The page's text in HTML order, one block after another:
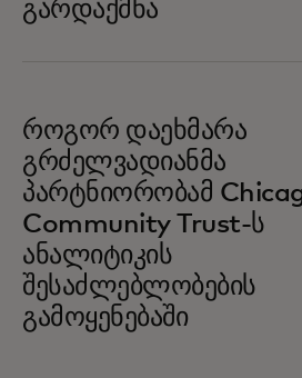
გარდაქმნა
როგორ დაეხმარა
გრძელვადიანმა
პარტნიორობამ
Community Trust-ს
ანალიტიკის
შესაძლებლობების
გამოყენებაში
opens in a new tab